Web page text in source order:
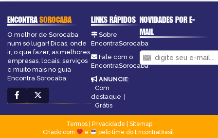
ENCONTRASOROCABA
O melhor de Sorocaba
num só lugar! Dicas, onde
ir, o que fazer, as melhores
empresas, locais, serviços
e muito mais no guia
Encontra Sorocaba.
LINKS RÁPIDOS
Sobre
EncontraSorocaba
Fale com o
EncontraSorocaba
ANUNCIE:
Com
destaque |
Grátis
NOVIDADES POR E-
MAIL
Termos| Privacidade
Sitemap
Criado com
e pelo time do EncontraBrasil